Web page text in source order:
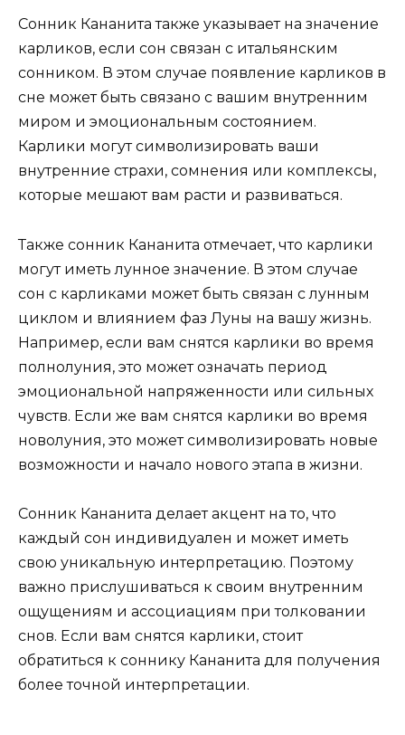
Сонник Кананита также указывает на значение
карликов, если сон связан с итальянским
сонником. В этом случае появление карликов в
сне может быть связано с вашим внутренним
миром и эмоциональным состоянием.
Карлики могут символизировать ваши
внутренние страхи, сомнения или комплексы,
которые мешают вам расти и развиваться.
Также сонник Кананита отмечает, что карлики
могут иметь лунное значение. В этом случае
сон с карликами может быть связан с лунным
циклом и влиянием фаз Луны на вашу жизнь.
Например, если вам снятся карлики во время
полнолуния, это может означать период
эмоциональной напряженности или сильных
чувств. Если же вам снятся карлики во время
новолуния, это может символизировать новые
возможности и начало нового этапа в жизни.
Сонник Кананита делает акцент на то, что
каждый сон индивидуален и может иметь
свою уникальную интерпретацию. Поэтому
важно прислушиваться к своим внутренним
ощущениям и ассоциациям при толковании
снов. Если вам снятся карлики, стоит
обратиться к соннику Кананита для получения
более точной интерпретации.